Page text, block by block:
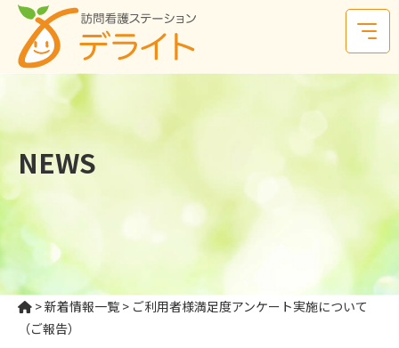
NEWS
>新着情報一覧 > ご利用者様満足度アンケート実施について
（ご報告）